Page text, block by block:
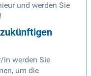
und werden Sie
in werden Sie
um die